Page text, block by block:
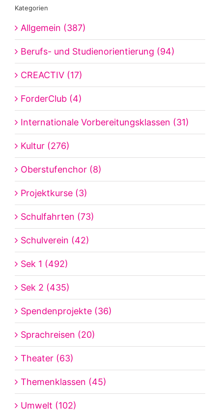
Kategorien
Allgemein (387)
Berufs- und Studienorientierung (94)
CREACTIV (17)
ForderClub (4)
Internationale Vorbereitungsklassen (31)
Kultur (276)
Oberstufenchor (8)
Projektkurse (3)
Schulfahrten (73)
Schulverein (42)
Sek 1 (492)
Sek 2 (435)
Spendenprojekte (36)
Sprachreisen (20)
Theater (63)
Themenklassen (45)
Umwelt (102)